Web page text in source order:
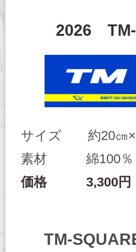
2026
サイズ 約20㎝
素材 綿100％
価格 3,300円（
TM-